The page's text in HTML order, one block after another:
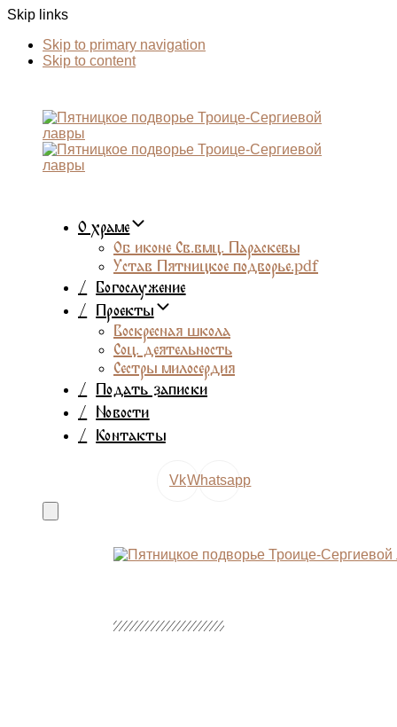
Skip links
Skip to primary navigation
Skip to content
О храме
Об иконе Св.вмц. Параскевы
Устав Пятницкое подворье.pdf
/ Богослужение
/ Проекты
Воскресная школа
Соц. деятельность
Сестры милосердия
/ Подать записки
/ Новости
/ Контакты
VkWhatsapp